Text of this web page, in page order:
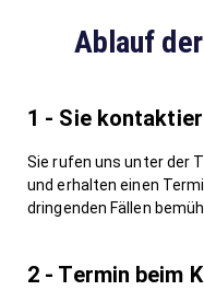
Ablauf
1 - Sie
Sie rufen uns unter der
und erhalten einen
dringenden Fällen
2 - Termin beim